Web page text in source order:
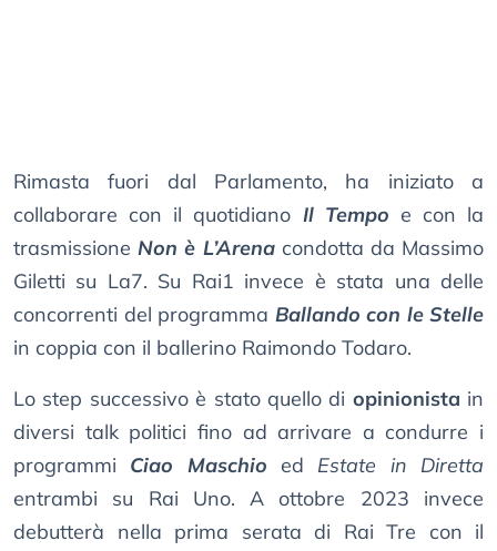
Rimasta fuori dal Parlamento, ha iniziato a
collaborare con il quotidiano Il Tempo e con la
trasmissioneNon è L’Arena condotta da Massimo
Giletti su La7. Su Rai1 invece è stata una delle
concorrenti del programma Ballando con le Stelle
in coppia con il ballerino Raimondo Todaro.
Lo step successivo è stato quello di opinionista in
diversi talk politici fino ad arrivare a condurre i
programmi Ciao Maschio ed Estate in Diretta
entrambi su Rai Uno. A ottobre 2023 invece
debutterà nella prima serata di Rai Tre con il